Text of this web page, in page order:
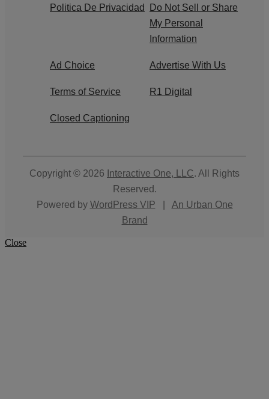
Politica De Privacidad
Do Not Sell or Share
My Personal
Information
Ad Choice Advertise With Us
Terms of Service R1 Digital
Closed Captioning
Copyright © 2026 Interactive One, LLC. All Rights
Reserved.
Powered by WordPress VIP
An Urban One
Brand
Close